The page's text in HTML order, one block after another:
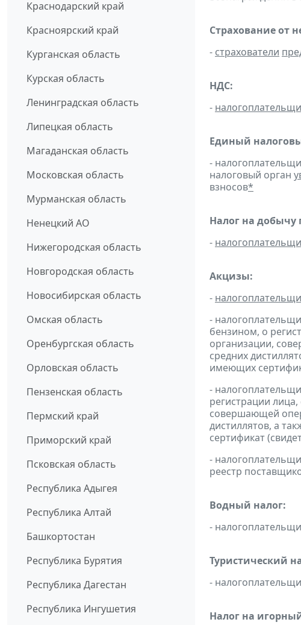
Краснодарский край
Красноярский край
Курганская область
Курская область
Ленинградская область
Липецкая область
Магаданская область
Московская область
Мурманская область
Ненецкий АО
Нижегородская область
Новгородская область
Новосибирская область
Омская область
Оренбургская область
Орловская область
Пензенская область
Пермский край
Приморский край
Псковская область
Республика Адыгея
Республика Алтай
Башкортостан
Республика Бурятия
Республика Дагестан
Республика Ингушетия
Страхование от
- страхователи
НДС:
-
Единый
-
налоговый орган
взносов*
Налог на добычу
-
Акцизы:
-
-
бензином, о
организации,
средних
имеющих
-
регистрации
совершающей
дистиллятов, а
сертификат
-
реестр
Водный налог:
-
Туристический
-
Налог на